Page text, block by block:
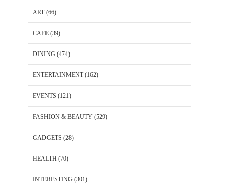
ART(66)
CAFE (39)
DINING (474)
ENTERTAINMENT(162)
EVENTS (121)
FASHION & BEAUTY (529)
GADGETS (28)
HEALTH (70)
INTERESTING (301)